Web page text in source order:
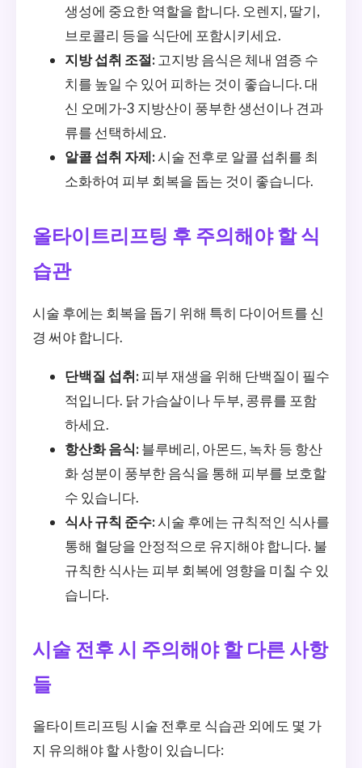
생성에 중요한 역할을 합니다. 오렌지, 딸기,
브로콜리 등을 식단에 포함시키세요.
지방 섭취 조절: 고지방 음식은 체내 염증 수
치를 높일 수 있어 피하는 것이 좋습니다. 대
신 오메가-3 지방산이 풍부한 생선이나 견과
류를 선택하세요.
알콜 섭취 자제:시술 전후로 알콜 섭취를 최
소화하여 피부 회복을 돕는 것이 좋습니다.
올타이트리프팅 후 주의해야 할 식
습관
시술 후에는 회복을 돕기 위해 특히 다이어트를 신
경 써야 합니다.
단백질 섭취: 피부 재생을 위해 단백질이 필수
적입니다. 닭 가슴살이나 두부, 콩류를 포함
하세요.
항산화 음식: 블루베리, 아몬드, 녹차 등 항산
화 성분이 풍부한 음식을 통해 피부를 보호할
수 있습니다.
식사 규칙 준수:시술 후에는 규칙적인 식사를
통해 혈당을 안정적으로 유지해야 합니다. 불
규칙한 식사는 피부 회복에 영향을 미칠 수 있
습니다.
시술 전후 시 주의해야 할 다른 사항
들
올타이트리프팅 시술 전후로 식습관 외에도 몇 가
지 유의해야 할 사항이 있습니다: